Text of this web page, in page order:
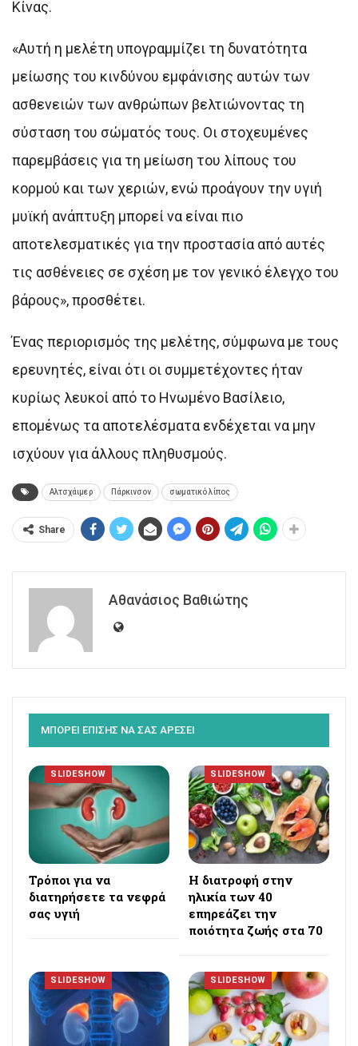
Κίνας.
«Αυτή η μελέτη υπογραμμίζει τη δυνατότητα
μείωσης του κινδύνου εμφάνισης αυτών των
ασθενειών των ανθρώπων βελτιώνοντας τη
σύσταση του σώματός τους. Οι στοχευμένες
παρεμβάσεις για τη μείωση του λίπους του
κορμού και των χεριών, ενώ προάγουν την υγιή
μυϊκή ανάπτυξη μπορεί να είναι πιο
αποτελεσματικές για την προστασία από αυτές
τις ασθένειες σε σχέση με τον γενικό έλεγχο του
βάρους», προσθέτει.
Ένας περιορισμός της μελέτης, σύμφωνα με τους
ερευνητές, είναι ότι οι συμμετέχοντες ήταν
κυρίως λευκοί από το Ηνωμένο Βασίλειο,
επομένως τα αποτελέσματα ενδέχεται να μην
ισχύουν για άλλους πληθυσμούς.
Αλτσχάιμερ Πάρκινσον σωματικό λίπος
Share
Αθανάσιος Βαθιώτης
ΜΠΟΡΕΙ ΕΠΙΣΗΣ ΝΑ ΣΑΣ ΑΡΕΣΕΙ
SLIDESHOW
Τρόποι για να
διατηρήσετε τα νεφρά
σας υγιή
SLIDESHOW
Η διατροφή στην
ηλικία των 40
επηρεάζει την
ποιότητα ζωής στα 70
SLIDESHOW SLIDESHOW